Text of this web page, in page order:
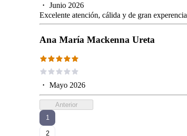
・ Junio 2026
Excelente atención, cálida y de gran experencia
Ana María Mackenna Ureta
・ Mayo 2026
Anterior
1
2